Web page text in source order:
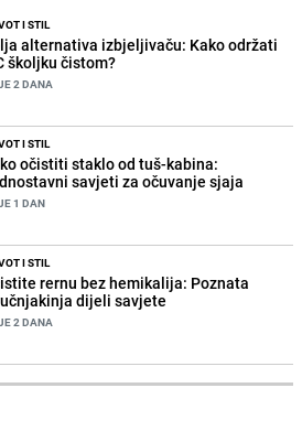
I STIL
alternativa izbjeljivaču: Kako održati
školjku čistom?
2 DANA
I STIL
očistiti staklo od tuš-kabina:
savjeti za očuvanje sjaja
1 DAN
I STIL
rernu bez hemikalija: Poznata
dijeli savjete
2 DANA